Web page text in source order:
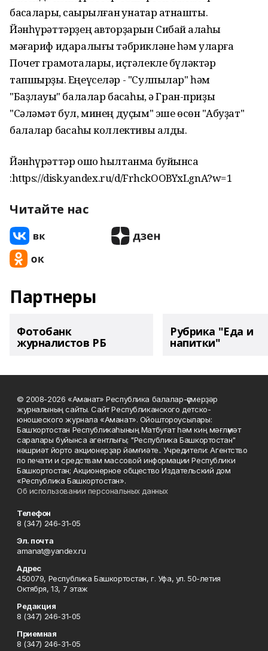
баҡсалары, саҡырылған ҡунаҡтар ҡатнашты.
Йәнһүрәттәрҙең авторҙарын Сибай ҡалаһы
мәғариф идаралығы тәбрикләне һәм уларға
Почет грамоталары, иҫтәлекле бүләктәр
тапшырҙы. Еңеүселәр - "Сулпылар" һәм
"Баҙлауыҡ" балалар баҡсаһы, ә Гран-приҙы
"Сәләмәт бул, минең дуҫым" эше өсөн "Аҡбуҙат"
балалар баҡсаһы коллективы алды.
Йәнһүрәттәр ошо һылтанма буйынса
:https://disk.yandex.ru/d/FrhckOOBYxLgnA?w=1
Читайте нас
Партнеры
Фотобанк
журналистов РБ
Рубрика "Еда и
напитки"
© 2008-2026 «Аманат» Республика балалар-үҫмерҙәр
журналының сайты. Сайт Республиканского детско-
юношеского журнала «Аманат». Ойоштороусылары:
Башҡортостан Республикаһының Матбуғат һәм киң мәғлүмәт
саралары буйынса агентлығы; "Республика Башкортостан"
нәшриәт йорто акционерҙар йәмғиәте.. Учредители: Агентство
по печати и средствам массовой информации Республики
Башкортостан; Акционерное общество Издательский дом
«Республика Башкортостан».
Об использовании персональных данных
Телефон
8 (347) 246-31-05
Эл. почта
amanat@yandex.ru
Адрес
450079, Республика Башкортостан, г. Уфа, ул. 50-летия
Октября, 13, 7 этаж
Редакция
8 (347) 246-31-05
Приемная
8 (347) 246-31-05